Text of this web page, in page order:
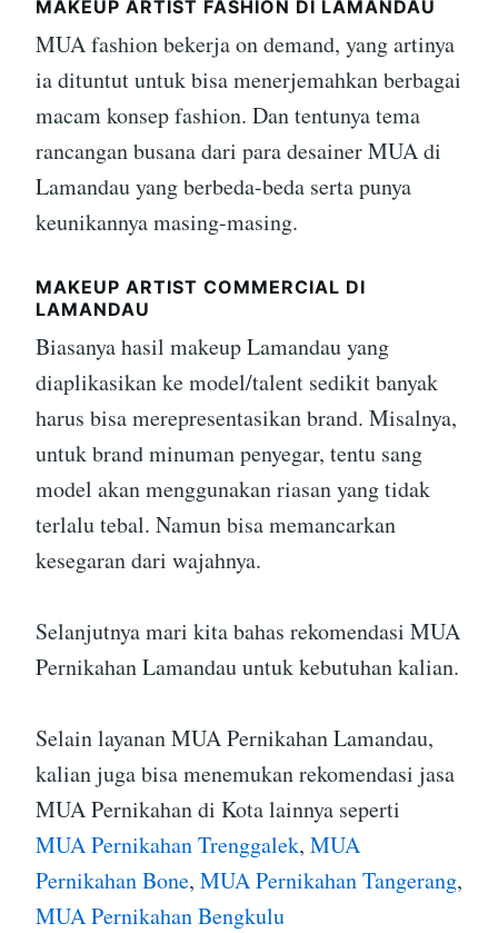
MAKEUP ARTIST FASHION DI LAMANDAU
MUA fashion bekerja on demand, yang artinya
ia dituntut untuk bisa menerjemahkan berbagai
macam konsep fashion. Dan tentunya tema
rancangan busana dari para desainer MUA di
Lamandau yang berbeda-beda serta punya
keunikannya masing-masing.
MAKEUP ARTIST COMMERCIAL DI
LAMANDAU
Biasanya hasil makeup Lamandau yang
diaplikasikan ke model/talent sedikit banyak
harus bisa merepresentasikan brand. Misalnya,
untuk brand minuman penyegar, tentu sang
model akan menggunakan riasan yang tidak
terlalu tebal. Namun bisa memancarkan
kesegaran dari wajahnya.
Selanjutnya mari kita bahas rekomendasi MUA
Pernikahan Lamandau untuk kebutuhan kalian.
Selain layanan MUA Pernikahan Lamandau,
kalian juga bisa menemukan rekomendasi jasa
MUA Pernikahan di Kota lainnya seperti
MUA Pernikahan Trenggalek, MUA
Pernikahan Bone, MUA Pernikahan Tangerang,
MUA Pernikahan Bengkulu